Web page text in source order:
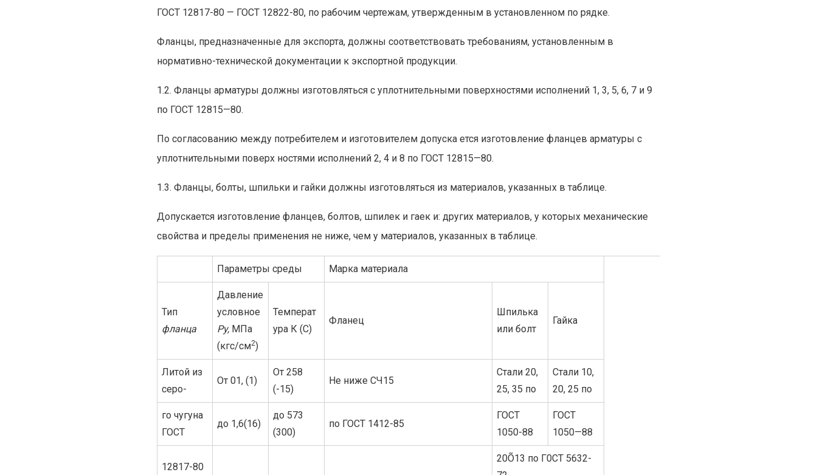
ГОСТ 12817-80 — ГОСТ 12822-80, по рабочим чертежам, утвержденным в установленном по рядке.
Фланцы, предназначенные для экспорта, должны соответствовать требованиям, установленным в
нормативно-технической документации к экспортной продукции.
1.2. Фланцы арматуры должны изготовляться с уплотнительными поверхностями исполнений 1, 3, 5, 6, 7 и 9
по ГОСТ 12815—80.
По согласованию между потребителем и изготовителем допуска ется изготовление фланцев арматуры с
уплотнительными поверх ностями исполнений 2, 4 и 8 по ГОСТ 12815—80.
1.3. Фланцы, болты, шпильки и гайки должны изготовляться из материалов, указанных в таблице.
Допускается изготовление фланцев, болтов, шпилек и гаек и: других материалов, у которых механические
свойства и пределы применения не ниже, чем у материалов, указанных в таблице.
Параметры среды Марка материала
Тип
фланца
Давление
условное
Рy,МПа
(кгс/см2)
Температ
ура К (С)
Фланец
Шпилька
или болт
Гайка
Литой из
серо-
От 01, (1)
От 258
(-15)
Не ниже СЧ15
Стали 20,
25, 35 по
Стали 10,
20, 25 по
го чугуна
ГОСТ
до 1,6(16)
до 573
(300)
по ГОСТ 1412-85
ГОСТ
1050-88
ГОСТ
1050—88
12817-80
20Õ13 по Г0CТ 5632-